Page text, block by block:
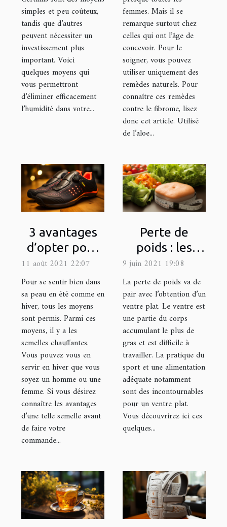
simples et peu coûteux,
tandis que d’autres
peuvent nécessiter un
investissement plus
important. Voici
quelques moyens qui
vous permettront
d’éliminer efficacement
l’humidité dans votre...
femmes. Mais il se
remarque surtout chez
celles qui ont l’âge de
concevoir. Pour le
soigner, vous pouvez
utiliser uniquement des
remèdes naturels. Pour
connaître ces remèdes
contre le fibrome, lisez
donc cet article. Utilisé
de l’aloe...
3 avantages
d’opter pour
une semelle
chauffante
11 août 2021 22:07
Pour se sentir bien dans
sa peau en été comme en
hiver, tous les moyens
sont permis. Parmi ces
moyens, il y a les
semelles chauffantes.
Vous pouvez vous en
servir en hiver que vous
soyez un homme ou une
femme. Si vous désirez
connaître les avantages
d’une telle semelle avant
de faire votre
commande...
Perte de
poids : les
secrets pour
un ventre plat
9 juin 2021 19:08
La perte de poids va de
pair avec l’obtention d’un
ventre plat. Le ventre est
une partie du corps
accumulant le plus de
gras et est difficile à
travailler. La pratique du
sport et une alimentation
adéquate notamment
sont des incontournables
pour un ventre plat.
Vous découvrirez ici ces
quelques...